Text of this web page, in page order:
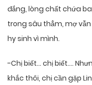
đắng, lòng chất chứa
trong sâu thẳm, mợ
hy sinh vì mình.
-Chị biết… chị biết….
khắc thôi, chị cần gặp